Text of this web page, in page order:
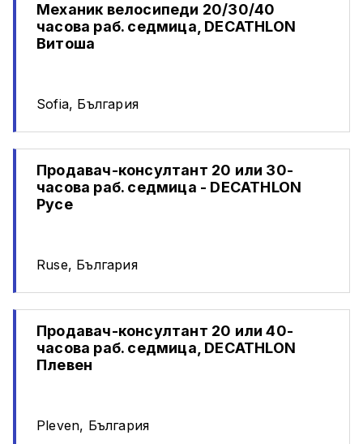
Механик велосипеди 20/30/40
часова раб. седмица, DECATHLON
Витоша
Sofia, България
Продавач-консултант 20 или 30-
часова раб. седмица - DECATHLON
Русе
Ruse, България
Продавач-консултант 20 или 40-
часова раб. седмица, DECATHLON
Плевен
Pleven, България